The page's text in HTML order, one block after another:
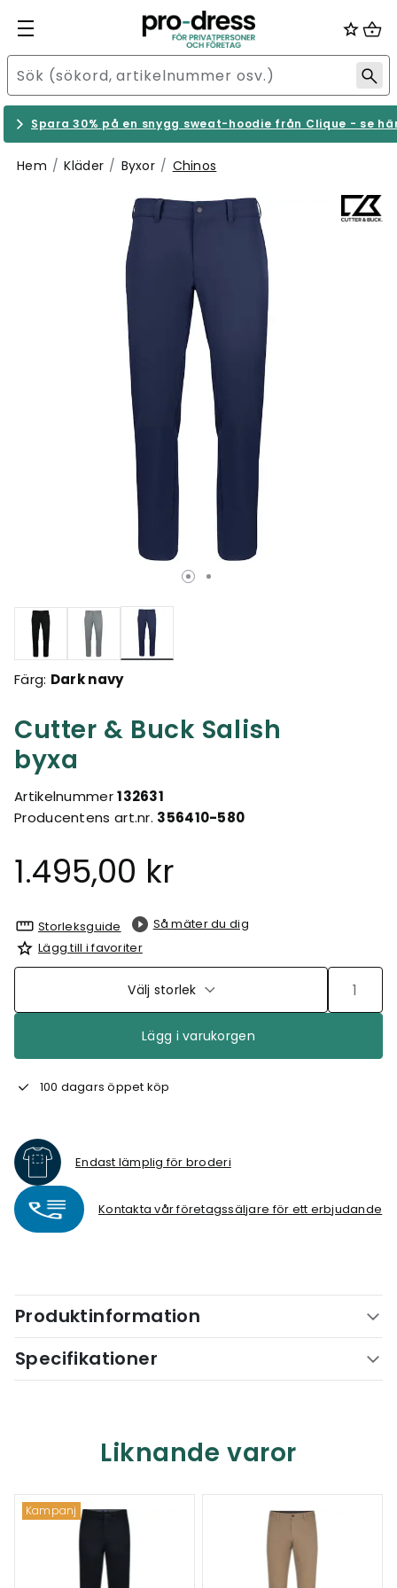
Spara 30% på en snygg sweat-hoodie från Clique - se
Hem Kläder Byxor Chinos
Cutter & Buck Salish
byxa
Artikelnummer132631
Producentens art.nr. 356410-580
1.495,00 kr
Valda
Färg: Dark navy
Storleksguide
Så mäter du dig
Lägg till i favoriter
Välj storlek
Lägg i varukorgen
100 dagars öppet köp
Endast lämplig för broderi
Kontakta vår företagssäljare för ett erbjudande
Produktinformation
Specifikationer
Liknande varor
Kampanj